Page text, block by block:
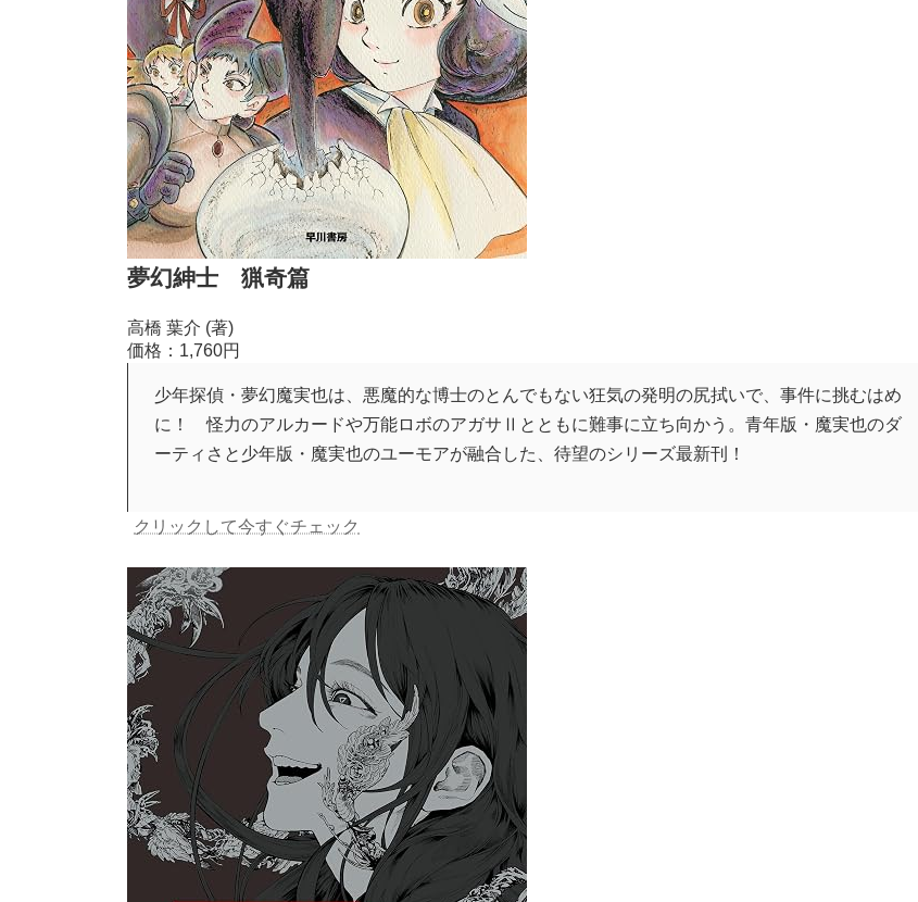
夢幻紳士 猟奇篇
高橋 葉介 (著)
価格：1,760円
少年探偵・夢幻魔実也は、悪魔的な博士のとんでもない狂気の発明の尻拭いで、事件に挑むはめ
に！ 怪力のアルカードや万能ロボのアガサⅡとともに難事に立ち向かう。青年版・魔実也のダ
ーティさと少年版・魔実也のユーモアが融合した、待望のシリーズ最新刊！
クリックして今すぐチェック